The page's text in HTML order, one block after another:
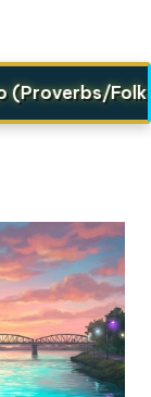
Folk